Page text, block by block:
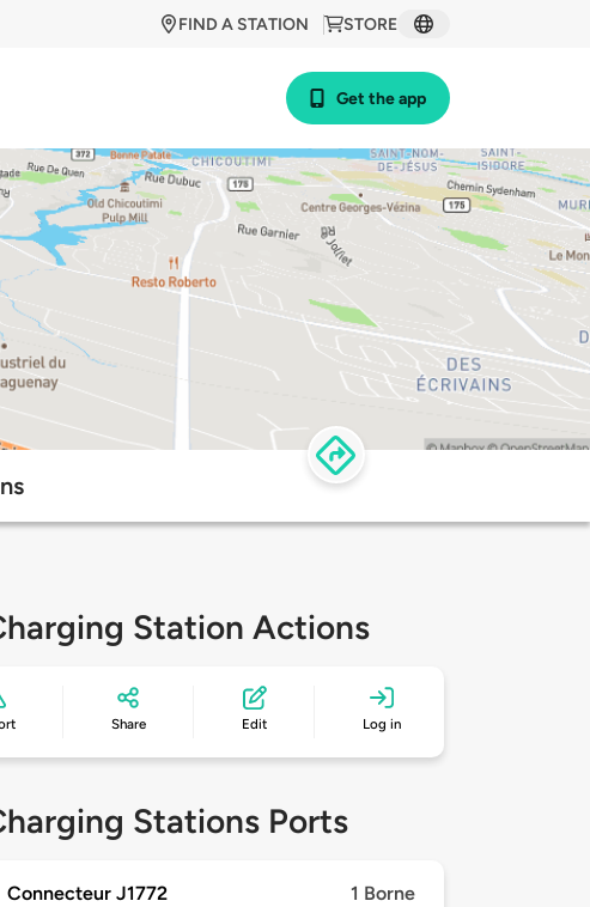
STORE
FIND A STATION
Get the app
Station Actions
Share Edit Log in
Stations Ports
Connecteur J1772 1 Borne